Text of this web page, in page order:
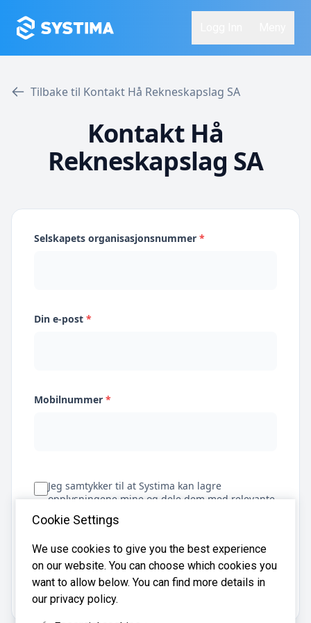
Tilbake til Kontakt Hå Rekneskapslag SA
Kontakt Hå
Rekneskapslag SA
Selskapets organisasjonsnummer *
Din e-post *
Mobilnummer *
Jeg samtykker til at Systima kan lagre
opplysningene mine og dele dem med relevante
regnskapsbyråer for å hjelpe meg å finne
regnskapsfører
Få tilbud
Cookie Settings
We use cookies to give you the best experience
on our website. You can choose which cookies you
want to allow below. You can find more details in
our privacy policy.